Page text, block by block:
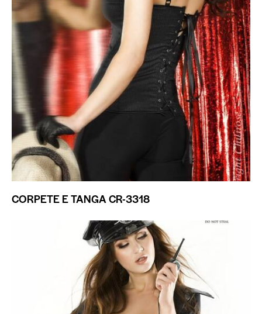
CORPETE E TANGA CR-3318